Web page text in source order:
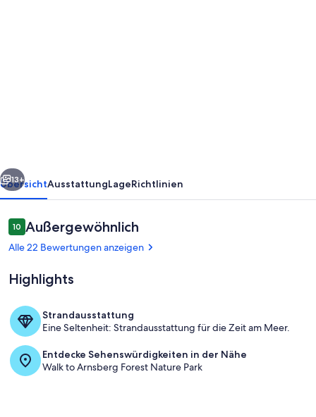
Terrasse
Wohnbereich
Weiter
13+
ÜbersichtAusstattungLageRichtlinien
Bewertungen
1010 von 10.
Außergewöhnlich
Alle 22 Bewertungen anzeigen
Highlights
Strandausstattung
Eine Seltenheit: Strandausstattung für die Zeit am Meer.
Entdecke Sehenswürdigkeiten in der Nähe
Walk to Arnsberg Forest Nature Park